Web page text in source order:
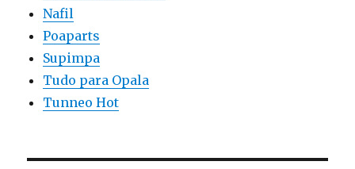
Nafil
Poaparts
Supimpa
Tudo para Opala
Tunneo Hot